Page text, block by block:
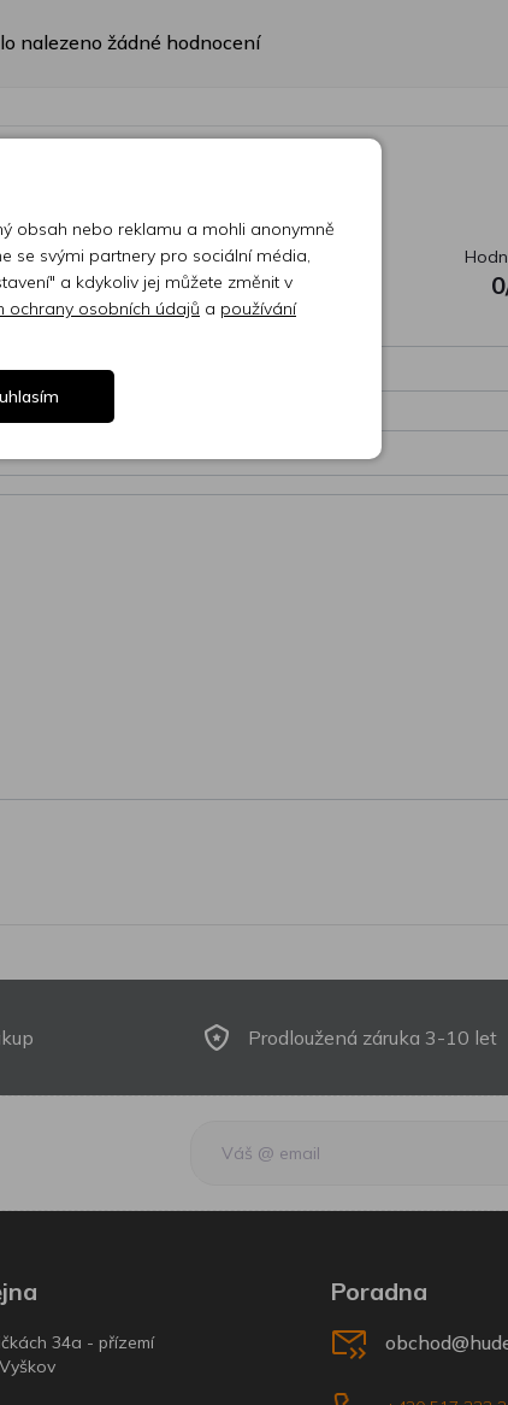
nalezeno žádné hodnocení
Prodloužená záruka 3-10 let
34a - přízemí
Poradna
obsah nebo reklamu a mohli anonymně
se svými partnery pro sociální média,
a kdykoliv jej můžete změnit v
ochrany osobních údajů a používání